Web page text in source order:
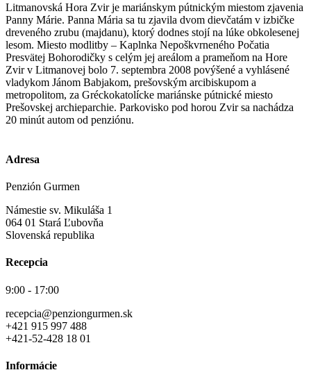
Litmanovská Hora Zvir je mariánskym pútnickým miestom zjavenia
Panny Márie. Panna Mária sa tu zjavila dvom dievčatám v izbičke
dreveného zrubu (majdanu), ktorý dodnes stojí na lúke obkolesenej
lesom. Miesto modlitby – Kaplnka Nepoškvrneného Počatia
Presvätej Bohorodičky s celým jej areálom a prameňom na Hore
Zvir v Litmanovej bolo 7. septembra 2008 povýšené a vyhlásené
vladykom Jánom Babjakom, prešovským arcibiskupom a
metropolitom, za Gréckokatolícke mariánske pútnické miesto
Prešovskej archieparchie. Parkovisko pod horou Zvir sa nachádza
20 minút autom od penziónu.
Adresa
Penzión Gurmen
Námestie sv. Mikuláša 1
064 01 Stará Ľubovňa
Slovenská republika
Recepcia
9:00 - 17:00
recepcia@penziongurmen.sk
+421 915 997 488
+421-52-428 18 01
Informácie